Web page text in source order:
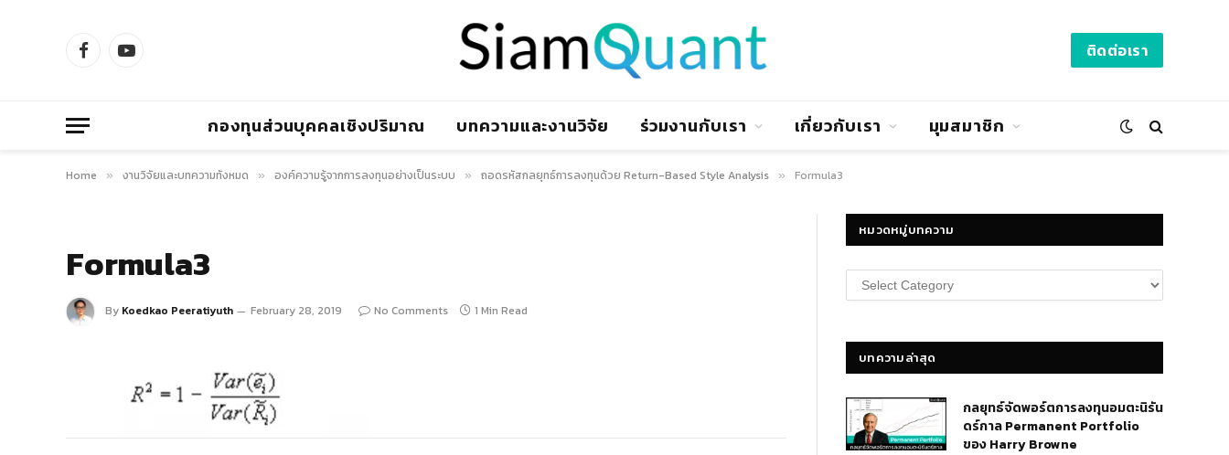
FacebookYouTube ติดต่อเรา
กองทุนส่วนบุคคลเชิงปริมาณ บทความและงานวิจัย ร่วมงานกับเรา เกี่ยวกับเรา มุมสมาชิก
Home » งานวิจัยและบทความทั้งหมด » องค์ความรู้จากการลงทุนอย่างเป็นระบบ » ถอดรหัสกลยุทธ์การลงทุนด้วย Return-Based Style Analysis » Formula3
Formula3
By Koedkao Peeratiyuth February 28, 2019 No Comments 1 Min Read
หมวดหมู่บทความ
หมวด
หมู่
บทความล่าสุด
กลยุทธ์​จัดพอร์ตการลงทุนอมตะนิรัน
ดร์กาล Permanent Portfolio
ของ Harry Browne